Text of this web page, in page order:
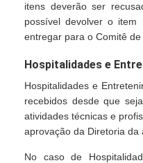
itens deverão ser
possível devolver o item
entregar para o Comitê de
Hospitalidades e
Hospitalidades e
recebidos desde que
atividades técnicas e
aprovação da Diretoria da
No caso de